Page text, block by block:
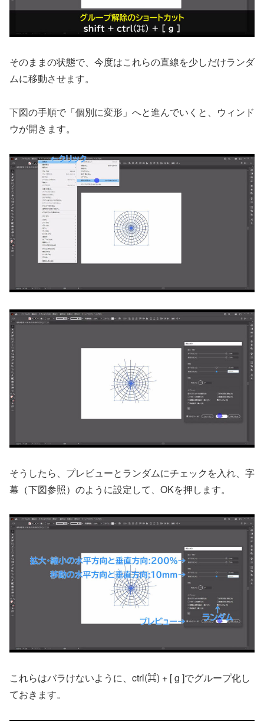
そのままの状態で、今度はこれらの直線を少しだけランダ
ムに移動させます。
下図の手順で「個別に変形」へと進んでいくと、ウィンド
ウが開きます。
そうしたら、プレビューとランダムにチェックを入れ、字
幕（下図参照）のように設定して、OKを押します。
これらはバラけないように、ctrl(⌘) + [ g ]でグループ化し
ておきます。